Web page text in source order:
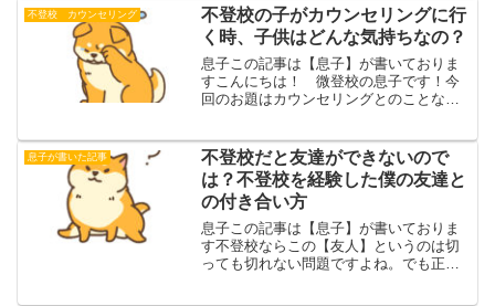
ませんでしたし、ほぼ強制的に始めさせ
られました（笑）そのた...
不登校 カウンセリング
不登校の子がカウンセリングに行
く時、子供はどんな気持ちなの？
息子この記事は【息子】が書いておりま
すこんにちは！ 微登校の息子です！今
回のお題はカウンセリングとのことなの
ンセリングでお世話になった人は、2.5人
（0.5の秘密は後ほ...
息子が書いた記事
不登校だと友達ができないので
は？不登校を経験した僕の友達と
の付き合い方
息子この記事は【息子】が書いておりま
す不登校ならこの【友人】というのは切
っても切れない問題ですよね。でも正直